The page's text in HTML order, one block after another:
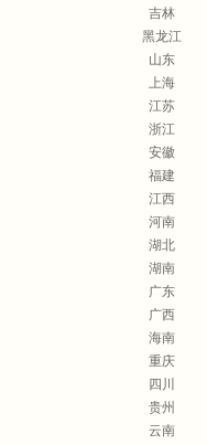
吉林
黑龙江
山东
上海
江苏
浙江
安徽
福建
江西
河南
湖北
湖南
广东
广西
海南
重庆
四川
贵州
云南